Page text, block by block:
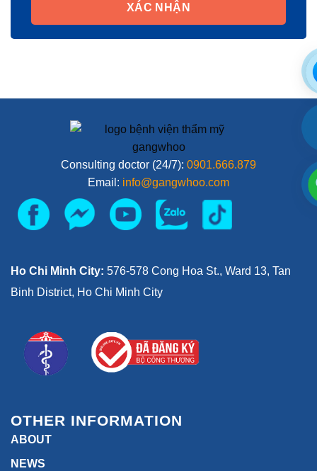
XÁC NHẬN
Consulting doctor (24/7): 0901.666.879
Email: info@gangwhoo.com
Ho Chi Minh City: 576-578 Cong Hoa St., Ward 13, Tan
Binh District, Ho Chi Minh City
OTHER INFORMATION
ABOUT
NEWS